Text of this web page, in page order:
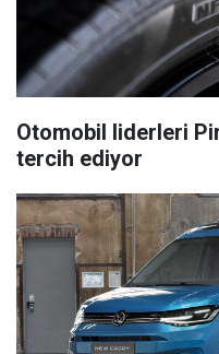
Otomobil liderleri
tercih ediyor